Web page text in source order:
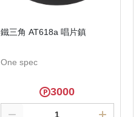
鐵三角 AT618a 唱片鎮
One spec
3000